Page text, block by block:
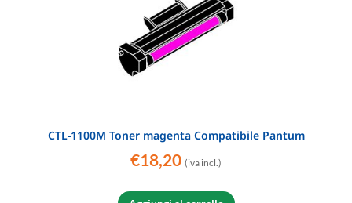
CTL-1100M Toner magenta Compatibile Pantum
€18,20 (iva incl.)